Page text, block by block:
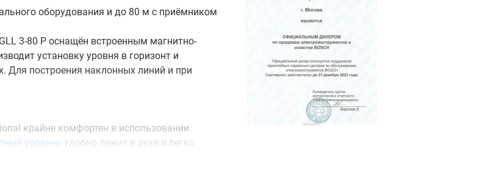
оборудования и до 80 м с приёмником
3-80 P оснащён встроенным магнитно-
установку уровня в горизонт и
Для построения наклонных линий и при
крайне комфортен в использовании.
уровень удобно лежит в руке и легко